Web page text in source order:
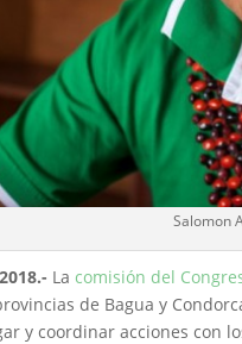
Salomon
La comisión del
de Bagua y
y coordinar acciones con